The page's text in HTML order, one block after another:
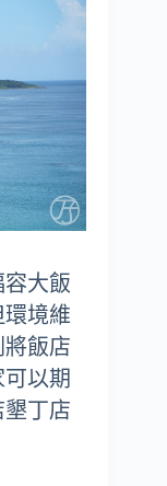
大飯
境維
飯店
以期
丁店